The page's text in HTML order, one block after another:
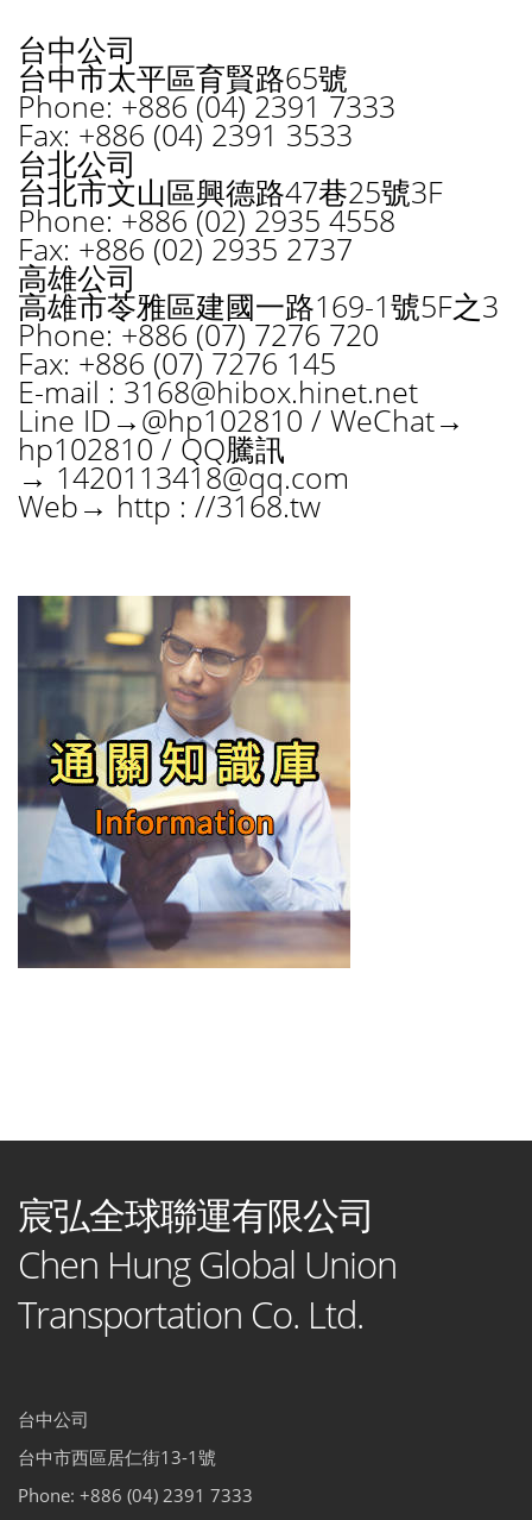
台中公司
台中市太平區育賢路65號
Phone: +886 (04) 2391 7333
Fax: +886 (04) 2391 3533
台北公司
台北市文山區興德路47巷25號3F
Phone: +886 (02) 2935 4558
Fax: +886 (02) 2935 2737
高雄公司
高雄市苓雅區建國一路169-1號5F之3
Phone: +886 (07) 7276 720
Fax: +886 (07) 7276 145
E-mail : 3168@hibox.hinet.net
Line ID→@hp102810 / WeChat→
hp102810 / QQ騰訊
→ 1420113418@qq.com
Web→ http : //3168.tw
宸弘全球聯運有限公司
Chen Hung Global Union
Transportation Co. Ltd.
台中公司
台中市西區居仁街13-1號
Phone: +886 (04) 2391 7333